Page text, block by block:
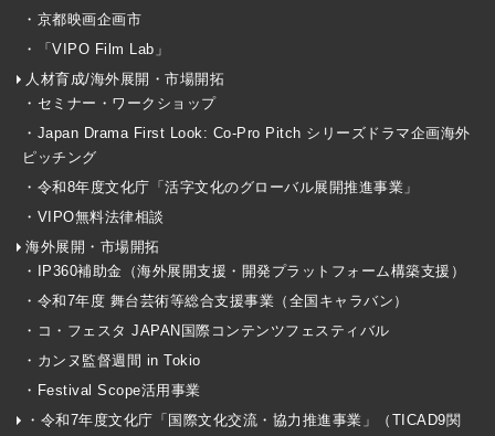
・京都映画企画市
・「VIPO Film Lab」
人材育成/海外展開・市場開拓
・セミナー・ワークショップ
・Japan Drama First Look: Co-Pro Pitch シリーズドラマ企画海外
ピッチング
・令和8年度文化庁「活字文化のグローバル展開推進事業」
・VIPO無料法律相談
海外展開・市場開拓
・IP360補助金（海外展開支援・開発プラットフォーム構築支援）
・令和7年度 舞台芸術等総合支援事業（全国キャラバン）
・コ・フェスタ JAPAN国際コンテンツフェスティバル
・カンヌ監督週間 in Tokio
・Festival Scope活用事業
・令和7年度文化庁「国際文化交流・協力推進事業」（TICAD9関